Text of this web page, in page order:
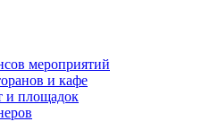
мероприятий
и кафе
и площадок